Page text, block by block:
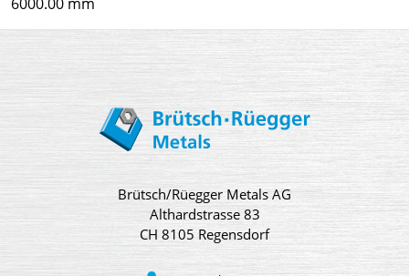
Brütsch/Rüegger Metals AG
Althardstrasse 83
CH 8105 Regensdorf